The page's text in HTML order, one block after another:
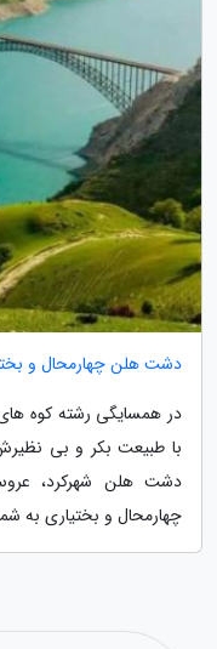
دشت هلن چهارمحال و
در همسایگی رشته کوه
با طبیعت بکر و بی
دشت هلن شهرکرد،
چهارمحال و بختیاری به